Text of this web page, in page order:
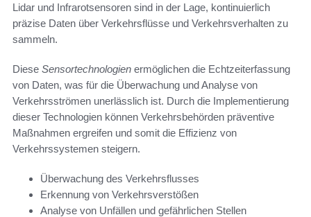
Lidar und Infrarotsensoren sind in der Lage, kontinuierlich
präzise Daten über Verkehrsflüsse und Verkehrsverhalten zu
sammeln.
Diese Sensortechnologien ermöglichen die Echtzeiterfassung
von Daten, was für die Überwachung und Analyse von
Verkehrsströmen unerlässlich ist. Durch die Implementierung
dieser Technologien können Verkehrsbehörden präventive
Maßnahmen ergreifen und somit die Effizienz von
Verkehrssystemen steigern.
Überwachung des Verkehrsflusses
Erkennung von Verkehrsverstößen
Analyse von Unfällen und gefährlichen Stellen